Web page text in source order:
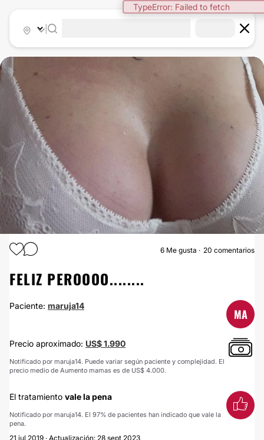
TypeError: Failed to fetch
AUMENTO MAMAS
6 Me gusta 20 comentarios
FELIZ PEROOOO........
Paciente: maruja14
MA
Precio aproximado: US$ 1.990
Notificado por maruja14. Puede variar según paciente y complejidad. El
precio medio de Aumento mamas es de US$ 4.000.
El tratamiento vale la pena
Notificado por maruja14. El 97% de pacientes han indicado que vale la
pena.
21 jul 2019 · Actualización: 28 sept 2023